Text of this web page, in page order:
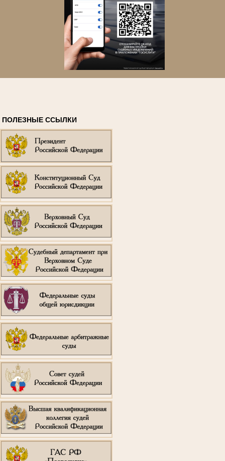
ПОЛЕЗНЫЕ ССЫЛКИ